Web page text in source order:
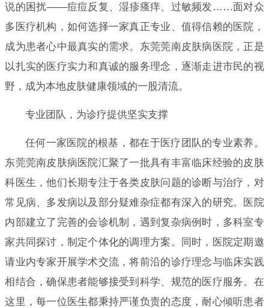
说的困扰——痘痘反复、湿疹瘙痒、过敏频发……面对众
多医疗机构，如何选择一家真正专业、值得信赖的医院，
成为患者心中最真实的需求。东莞莞南皮肤病医院，正是
以扎实的医疗实力和真诚的服务理念，逐渐走进市民的视
野，成为本地皮肤健康领域的一股清流。
专业团队，为诊疗提供坚实支撑
任何一家医院的根基，都在于医疗团队的专业素养。
东莞莞南皮肤病医院汇聚了一批具有丰富临床经验的皮肤
科医生，他们长期专注于各类皮肤问题的诊断与治疗，对
常见病、多发病以及部分疑难杂症都有深入的研究。医院
内部建立了完善的会诊机制，遇到复杂病例时，多科室专
家共同探讨，制定个体化的调理方案。同时，医院定期邀
请业内专家开展学术交流，将前沿的诊疗理念与临床实践
相结合，确保患者能够接受到科学、规范的医疗服务。在
这里，每一位医生都秉持严谨负责的态度，耐心倾听患者